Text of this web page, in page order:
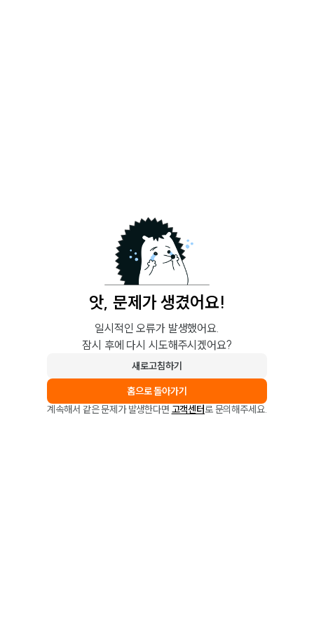
앗, 문제가 생겼어요!
일시적인 오류가 발생했어요.
잠시 후에 다시 시도해주시겠어요?
새로고침하기
홈으로 돌아가기
계속해서 같은 문제가 발생한다면 고객센터로 문의해주세요.